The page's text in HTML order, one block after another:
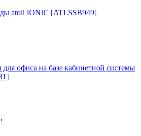
atoll IONIC [ATLSSB949]
офиса на базе кабинетной системы